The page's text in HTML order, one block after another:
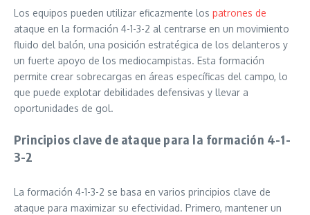
Los equipos pueden utilizar eficazmente los patrones de
ataque en la formación 4-1-3-2 al centrarse en un movimiento
fluido del balón, una posición estratégica de los delanteros y
un fuerte apoyo de los mediocampistas. Esta formación
permite crear sobrecargas en áreas específicas del campo, lo
que puede explotar debilidades defensivas y llevar a
oportunidades de gol.
Principios clave de ataque para la formación 4-1-
3-2
La formación 4-1-3-2 se basa en varios principios clave de
ataque para maximizar su efectividad. Primero, mantener un